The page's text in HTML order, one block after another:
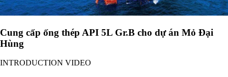
Cung cấp ống thép API 5L Gr.B cho dự án Mỏ Đại
Hùng
INTRODUCTION VIDEO